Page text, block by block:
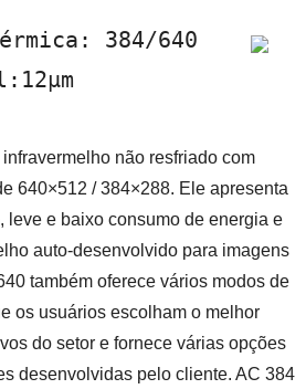
384/640
não resfriado com
640×512 / 384×288. Ele apresenta
leve e baixo consumo de energia e
auto-desenvolvido para imagens
também oferece vários modos de
os usuários escolham o melhor
do setor e fornece várias opções
desenvolvidas pelo cliente. AC 384